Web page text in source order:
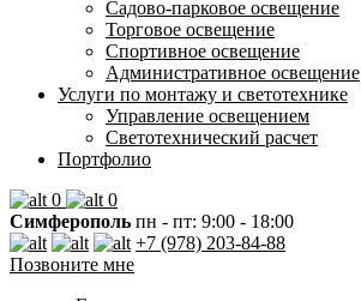
Садово-парковое освещение
Торговое освещение
Спортивное освещение
Административное освещение
Услуги по монтажу и светотехнике
Управление освещением
Светотехнический расчет
Портфолио
0
0
Симферополь пн - пт: 9:00 - 18:00
+7 (978) 203-84-88
Позвоните мне